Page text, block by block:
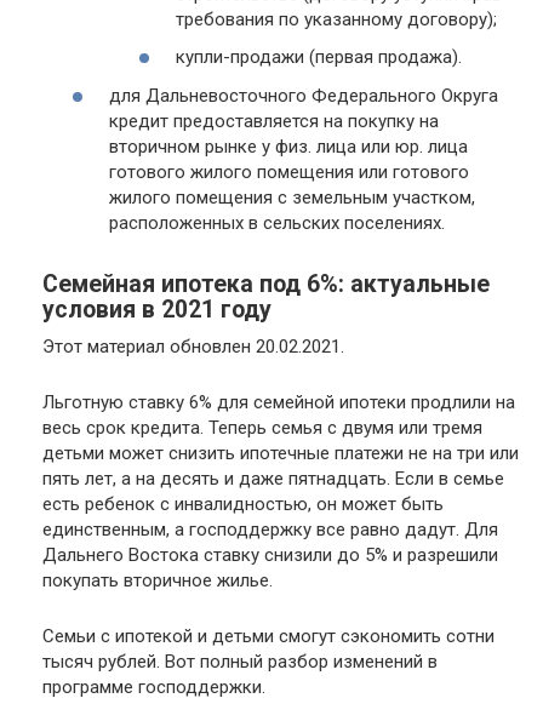
требования по указанному договору);
купли-продажи (первая продажа).
для Дальневосточного Федерального Округа
кредит предоставляется на покупку на
вторичном рынке у физ. лица или юр. лица
готового жилого помещения или готового
жилого помещения с земельным участком,
расположенных в сельских поселениях.
Семейная ипотека под 6%: актуальные
условия в 2021 году
Этот материал обновлен 20.02.2021.
Льготную ставку 6% для семейной ипотеки продлили на
весь срок кредита. Теперь семья с двумя или тремя
детьми может снизить ипотечные платежи не на три или
пять лет, а на десять и даже пятнадцать. Если в семье
есть ребенок с инвалидностью, он может быть
единственным, а господдержку все равно дадут. Для
Дальнего Востока ставку снизили до 5% и разрешили
покупать вторичное жилье.
Семьи с ипотекой и детьми смогут сэкономить сотни
тысяч рублей. Вот полный разбор изменений в
программе господдержки.